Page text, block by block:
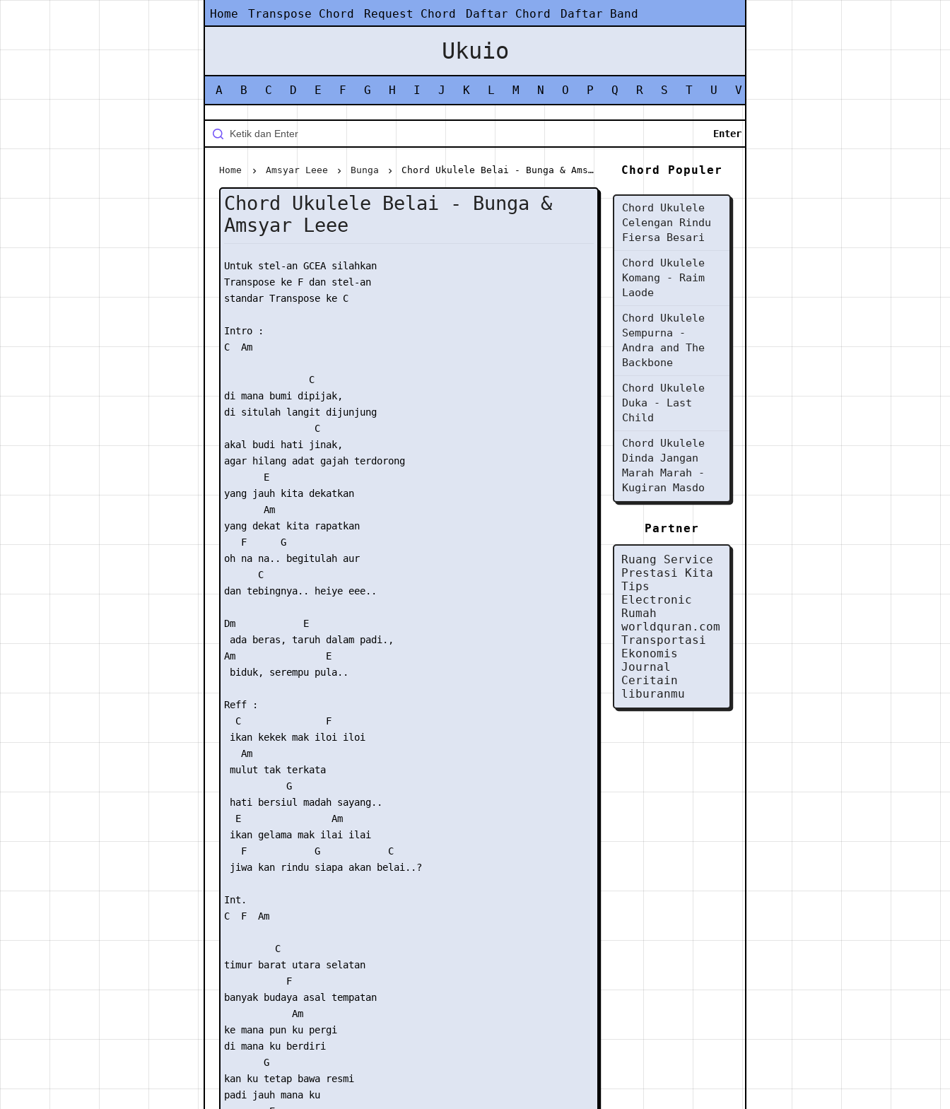
Home Transpose Chord Request Chord Daftar Chord Daftar Band
Ukuio
A B C D E F G H I J K L M N O P Q R S T U V
Home Amsyar Leee Bunga Chord Ukulele Belai - Bunga & Amsyar Leee
Chord Ukulele Belai - Bunga &
Amsyar Leee
Untuk stel-an GCEA silahkan
Transpose ke F dan stel-an
standar Transpose ke C
Intro :
C  Am
               C
di mana bumi dipijak,
di situlah langit dijunjung
                C
akal budi hati jinak,
agar hilang adat gajah terdorong
       E
yang jauh kita dekatkan
       Am
yang dekat kita rapatkan
   F      G
oh na na.. begitulah aur
      C
dan tebingnya.. heiye eee..
Dm            E
ada beras, taruh dalam padi.,
Am                E
biduk, serempu pula..
Reff :
  C               F
ikan kekek mak iloi iloi
   Am
mulut tak terkata
           G
hati bersiul madah sayang..
  E                Am
ikan gelama mak ilai ilai
   F            G            C
jiwa kan rindu siapa akan belai..?
Int.
C  F  Am
         C
timur barat utara selatan
           F
banyak budaya asal tempatan
            Am
ke mana pun ku pergi
di mana ku berdiri
       G
kan ku tetap bawa resmi
padi jauh mana ku
Chord Populer
Chord Ukulele
Celengan Rindu
Fiersa Besari
Chord Ukulele
Komang - Raim
Laode
Chord Ukulele
Sempurna -
Andra and The
Backbone
Chord Ukulele
Duka - Last
Child
Chord Ukulele
Dinda Jangan
Marah Marah -
Kugiran Masdo
Partner
Ruang Service
Prestasi Kita
Tips
Electronic
Rumah
worldquran.com
Transportasi
Ekonomis
Journal
Ceritain
liburanmu